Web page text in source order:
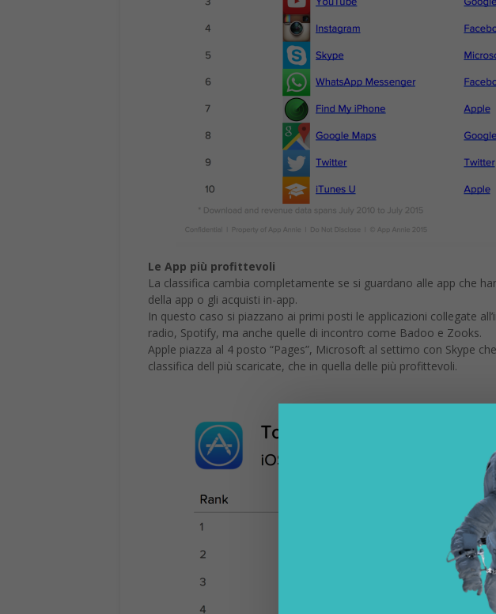
Le App più profittevoli
La classifica cambia completamente se si guardano alle app che
della app o gli acquisti in-app.
In questo caso si piazzano ai primi posti le applicazioni collegate
radio, Spotify, ma anche quelle di incontro come Badoo e Zooks.
Apple piazza al 4 posto “Pages”, Microsoft al settimo con Skype
classifica dell più scaricate, che in quella delle più profittevoli.